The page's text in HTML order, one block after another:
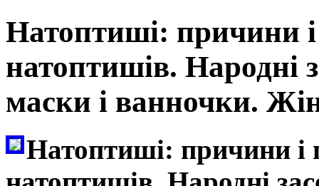
Натоптиші: причини
натоптишів. Народні
маски і ванночки.
Натоптиші: причини і